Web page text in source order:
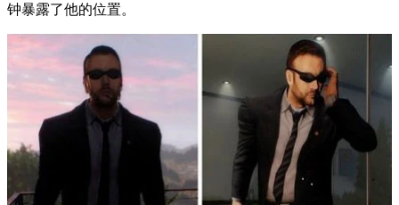
钟暴露了他的位置。